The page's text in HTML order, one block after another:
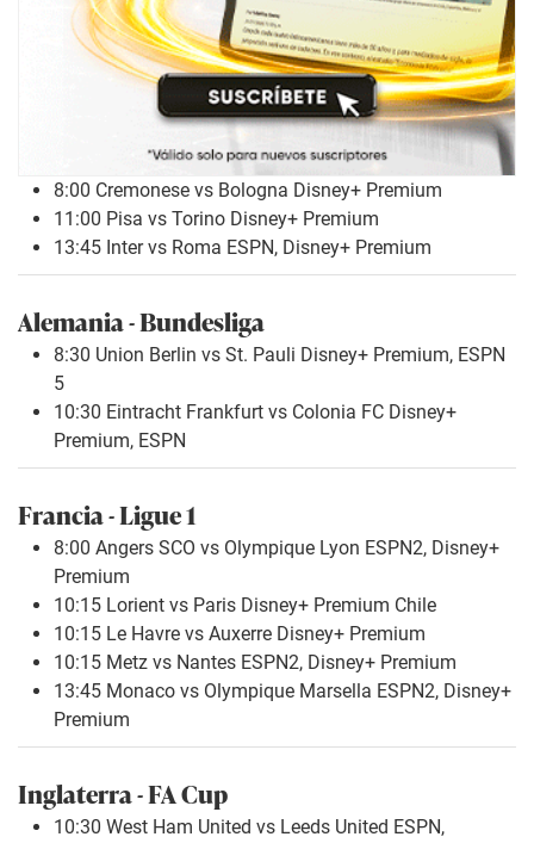
8:00 Cremonese vs Bologna Disney+ Premium
11:00 Pisa vs Torino Disney+ Premium
13:45 Inter vs Roma ESPN, Disney+ Premium
Alemania - Bundesliga
8:30 Union Berlin vs St. Pauli Disney+ Premium, ESPN
5
10:30 Eintracht Frankfurt vs Colonia FC Disney+
Premium, ESPN
Francia - Ligue 1
8:00 Angers SCO vs Olympique Lyon ESPN2, Disney+
Premium
10:15 Lorient vs Paris Disney+ Premium Chile
10:15 Le Havre vs Auxerre Disney+ Premium
10:15 Metz vs Nantes ESPN2, Disney+ Premium
13:45 Monaco vs Olympique Marsella ESPN2, Disney+
Premium
Inglaterra - FA Cup
10:30 West Ham United vs Leeds United ESPN,